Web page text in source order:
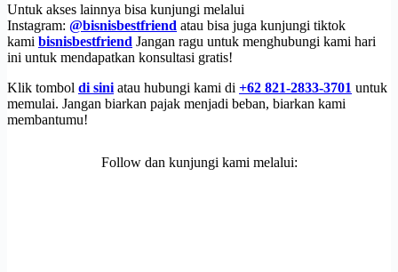
Untuk akses lainnya bisa kunjungi melalui
Instagram: @bisnisbestfriend atau bisa juga kunjungi tiktok
kami bisnisbestfriend Jangan ragu untuk menghubungi kami hari
ini untuk mendapatkan konsultasi gratis!
Klik tombol di sini atau hubungi kami di +62 821-2833-3701 untuk
memulai. Jangan biarkan pajak menjadi beban, biarkan kami
membantumu!
Follow dan kunjungi kami melalui: